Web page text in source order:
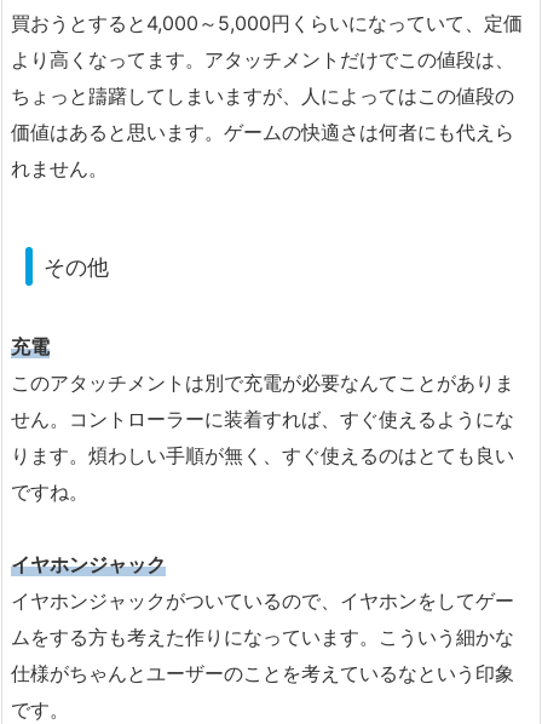
買おうとすると4,000～5,000円くらいになっていて、定価
より高くなってます。アタッチメントだけでこの値段は、
ちょっと躊躇してしまいますが、人によってはこの値段の
価値はあると思います。ゲームの快適さは何者にも代えら
れません。
その他
充電
このアタッチメントは別で充電が必要なんてことがありま
せん。コントローラーに装着すれば、すぐ使えるようにな
ります。煩わしい手順が無く、すぐ使えるのはとても良い
ですね。
イヤホンジャック
イヤホンジャックがついているので、イヤホンをしてゲー
ムをする方も考えた作りになっています。こういう細かな
仕様がちゃんとユーザーのことを考えているなという印象
です。